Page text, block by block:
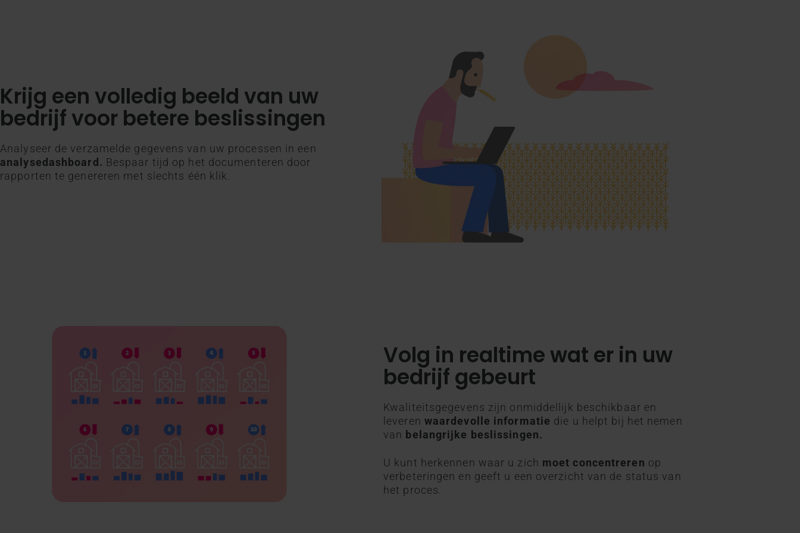
Krijg een volledig beeld van uw
bedrijf voor betere beslissingen
Analyseer de verzamelde gegevens van uw processen in een
analysedashboard. Bespaar tijd op het documenteren door
rapporten te genereren met slechts één klik.
Volg in realtime wat er in uw
bedrijf gebeurt
Kwaliteitsgegevens zijn onmiddellijk beschikbaar en
leveren waardevolle informatie die u helpt bij het nemen
van belangrijke beslissingen.
U kunt herkennen waar u zich moet concentreren op
verbeteringen en geeft u een overzicht van de status van
het proces.